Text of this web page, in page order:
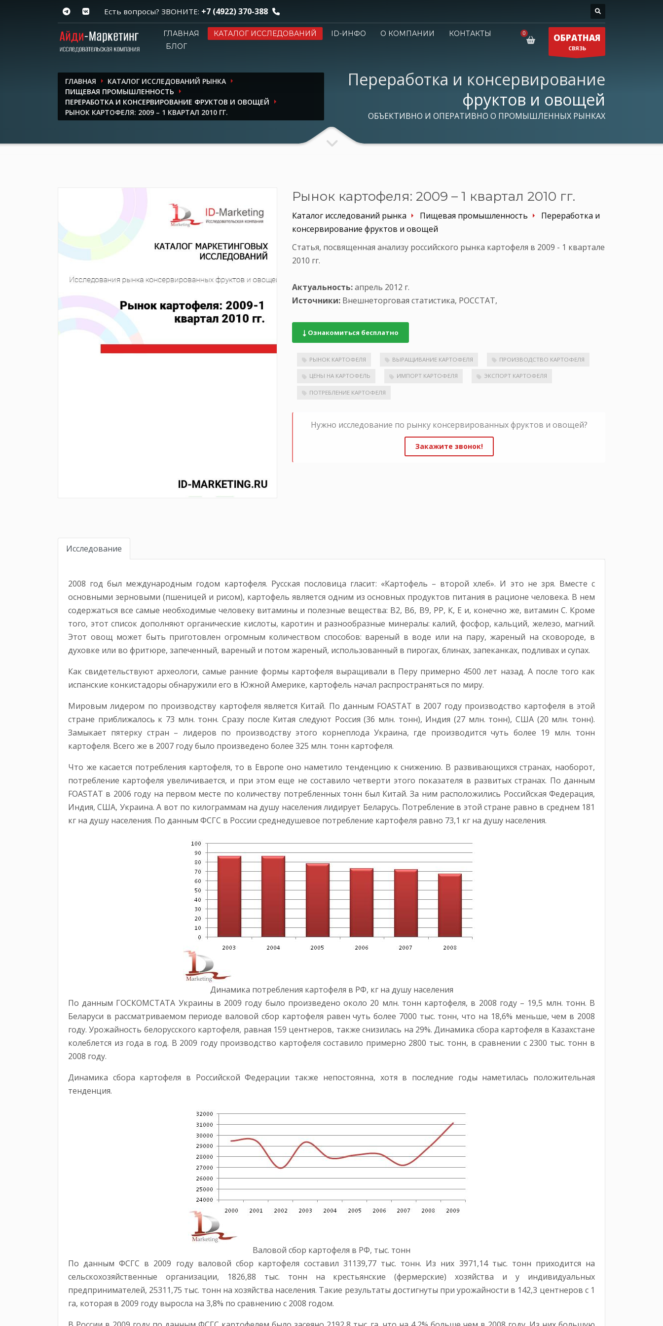
Есть вопросы? ЗВОНИТЕ: +7 (4922) 370-388
ГЛАВНАЯ КАТАЛОГ ИССЛЕДОВАНИЙ ID-ИНФО О КОМПАНИИ
КОНТАКТЫ
БЛОГ
ОБРАТНАЯ
СВЯЗЬ
ГЛАВНАЯ
КАТАЛОГ ИССЛЕДОВАНИЙ РЫНКА
ПИЩЕВАЯ ПРОМЫШЛЕННОСТЬ
ПЕРЕРАБОТКА И КОНСЕРВИРОВАНИЕ ФРУКТОВ И ОВОЩЕЙ
РЫНОК КАРТОФЕЛЯ: 2009 – 1 КВАРТАЛ 2010 ГГ.
Переработка и консервирование
фруктов и овощей
ОБЪЕКТИВНО И ОПЕРАТИВНО О ПРОМЫШЛЕННЫХ РЫНКАХ
Рынок картофеля: 2009 – 1 квартал 2010 гг.
Каталог исследований рынка Пищевая промышленность
Переработка и
консервирование фруктов и овощей
Статья, посвященная анализу российского рынка картофеля в 2009 - 1 квартале
2010 гг.
Актуальность:апрель 2012 г.
Источники: Внешнеторговая статистика, РОССТАТ,
Ознакомиться бесплатно
РЫНОК КАРТОФЕЛЯ ВЫРАЩИВАНИЕ КАРТОФЕЛЯ ПРОИЗВОДСТВО КАРТОФЕЛЯ
ЦЕНЫ НА КАРТОФЕЛЬ ИМПОРТ КАРТОФЕЛЯ ЭКСПОРТ КАРТОФЕЛЯ
ПОТРЕБЛЕНИЕ КАРТОФЕЛЯ
Нужно исследование по рынку консервированных фруктов и овощей?
Закажите звонок!
Исследование
2008 год был международным годом картофеля. Русская пословица гласит: «Картофель – второй хлеб». И это не зря. Вместе с
основными зерновыми (пшеницей и рисом), картофель является одним из основных продуктов питания в рационе человека. В нем
содержаться все самые необходимые человеку витамины и полезные вещества: В2, В6, В9, РР, К, Е и, конечно же, витамин С. Кроме
того, этот список дополняют органические кислоты, каротин и разнообразные минералы: калий, фосфор, кальций, железо, магний.
Этот овощ может быть приготовлен огромным количеством способов: вареный в воде или на пару, жареный на сковороде, в
духовке или во фритюре, запеченный, вареный и потом жареный, использованный в пирогах, блинах, запеканках, подливах и супах.
Как свидетельствуют археологи, самые ранние формы картофеля выращивали в Перу примерно 4500 лет назад. А после того как
испанские конкистадоры обнаружили его в Южной Америке, картофель начал распространяться по миру.
Мировым лидером по производству картофеля является Китай. По данным FOASTAT в 2007 году производство картофеля в этой
стране приближалось к 73 млн. тонн. Сразу после Китая следуют Россия (36 млн. тонн), Индия (27 млн. тонн), США (20 млн. тонн).
Замыкает пятерку стран – лидеров по производству этого корнеплода Украина, где производится чуть более 19 млн. тонн
картофеля. Всего же в 2007 году было произведено более 325 млн. тонн картофеля.
Что же касается потребления картофеля, то в Европе оно наметило тенденцию к снижению. В развивающихся странах, наоборот,
потребление картофеля увеличивается, и при этом еще не составило четверти этого показателя в развитых странах. По данным
FOASTAT в 2006 году на первом месте по количеству потребленных тонн был Китай. За ним расположились Российская Федерация,
Индия, США, Украина. А вот по килограммам на душу населения лидирует Беларусь. Потребление в этой стране равно в среднем 181
кг на душу населения. По данным ФСГС в России среднедушевое потребление картофеля равно 73,1 кг на душу населения.
Динамика потребления картофеля в РФ, кг на душу населения
По данным ГОСКОМСТАТА Украины в 2009 году было произведено около 20 млн. тонн картофеля, в 2008 году – 19,5 млн. тонн. В
Беларуси в рассматриваемом периоде валовой сбор картофеля равен чуть более 7000 тыс. тонн, что на 18,6% меньше, чем в 2008
году. Урожайность белорусского картофеля, равная 159 центнеров, также снизилась на 29%. Динамика сбора картофеля в Казахстане
колеблется из года в год. В 2009 году производство картофеля составило примерно 2800 тыс. тонн, в сравнении с 2300 тыс. тонн в
2008 году.
Динамика сбора картофеля в Российской Федерации также непостоянна, хотя в последние годы наметилась положительная
тенденция.
Валовой сбор картофеля в РФ, тыс. тонн
По данным ФСГС в 2009 году валовой сбор картофеля составил 31139,77 тыс. тонн. Из них 3971,14 тыс. тонн приходится на
сельскохозяйственные организации, 1826,88 тыс. тонн на крестьянские (фермерские) хозяйства и у индивидуальных
предпринимателей, 25311,75 тыс. тонн на хозяйства населения. Такие результаты достигнуты при урожайности в 142,3 центнеров с 1
га, которая в 2009 году выросла на 3,8% по сравнению с 2008 годом.